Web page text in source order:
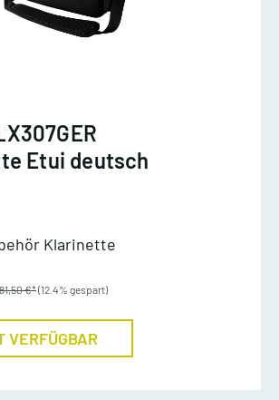
Etui deutsch
Klarinette
€*(12.4% gespart)
VERFÜGBAR